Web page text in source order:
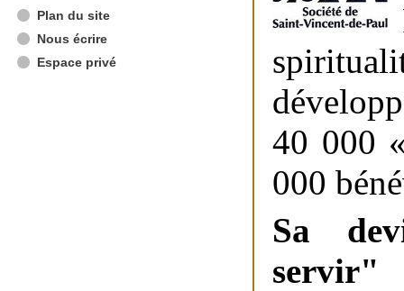
Plan du site
Nous écrire
Espace privé
40 000
000
Sa
servir"